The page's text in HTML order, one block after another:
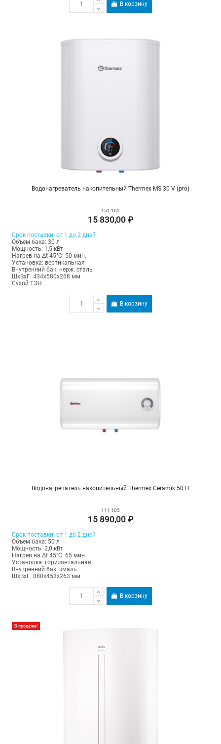
В корзину
Водонагреватель накопительный Thermex MS 30 V (pro)
151 162
15 830,00 ₽
Срок поставки: от 1 до 2 дней
Объем бака: 30 л
Мощность: 1,5 кВт
Нагрев на Δt 45°С: 50 мин.
Установка: вертикальная
Внутренний бак: нерж. сталь
ШхВхГ: 434х580х268 мм
Сухой ТЭН
В корзину
Водонагреватель накопительный Thermex Ceramik 50 H
111 105
15 890,00 ₽
Срок поставки: от 1 до 2 дней
Объем бака: 50 л
Мощность: 2,0 кВт
Нагрев на Δt 45°С: 65 мин.
Установка: горизонтальная
Внутренний бак: эмаль
ШхВхГ: 880х453х263 мм
В корзину
В продаже!